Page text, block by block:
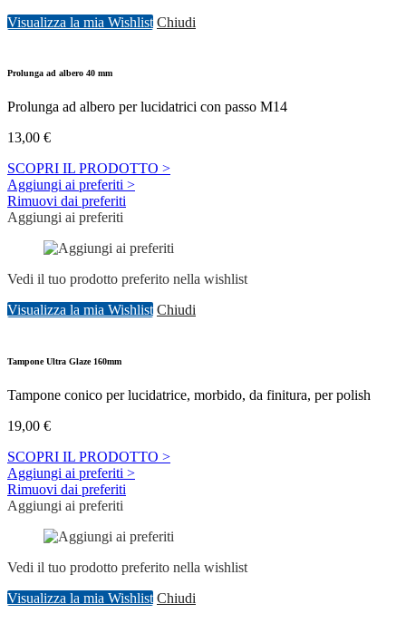
Visualizza la mia Wishlist Chiudi
Prolunga ad albero 40 mm
Prolunga ad albero per lucidatrici con passo M14
13,00 €
SCOPRI IL PRODOTTO >
Aggiungi ai preferiti >
Rimuovi dai preferiti
Aggiungi ai preferiti
Vedi il tuo prodotto preferito nella wishlist
Visualizza la mia Wishlist Chiudi
Tampone Ultra Glaze 160mm
Tampone conico per lucidatrice, morbido, da finitura, per polish
19,00 €
SCOPRI IL PRODOTTO >
Aggiungi ai preferiti >
Rimuovi dai preferiti
Aggiungi ai preferiti
Vedi il tuo prodotto preferito nella wishlist
Visualizza la mia Wishlist Chiudi